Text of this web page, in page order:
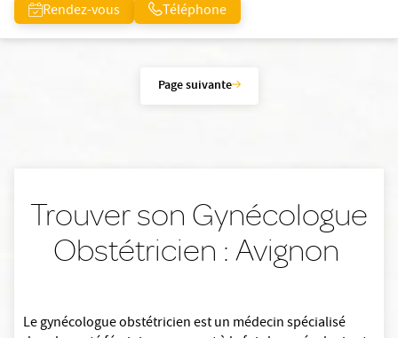
Rendez-vous Téléphone
Page suivante
Trouver son Gynécologue
Obstétricien : Avignon
Le gynécologue obstétricien est un médecin spécialisé